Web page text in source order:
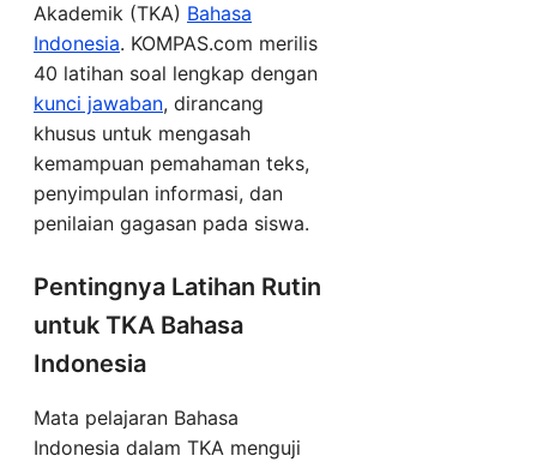
Akademik (TKA) Bahasa
Indonesia. KOMPAS.com merilis
40 latihan soal lengkap dengan
kunci jawaban, dirancang
khusus untuk mengasah
kemampuan pemahaman teks,
penyimpulan informasi, dan
penilaian gagasan pada siswa.
Pentingnya Latihan Rutin
untuk TKA Bahasa
Indonesia
Mata pelajaran Bahasa
Indonesia dalam TKA menguji